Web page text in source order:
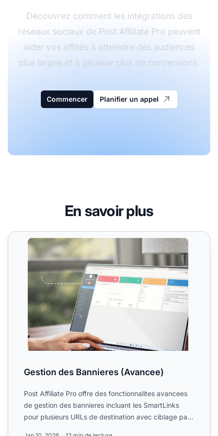
Découvrez comment les intégrations des
réseaux sociaux de Post Affiliate Pro peuvent
aider vos affiliés à atteindre des audiences
plus larges et à générer plus de conversions.
Commencer Planifier un appel
En savoir plus
Gestion des Bannieres (Avancee)
Gestion des Bannieres (Avancee)
Post Affiliate Pro offre des fonctionnalites avancees
de gestion des bannieres incluant les SmartLinks
pour plusieurs URLs de destination avec ciblage par